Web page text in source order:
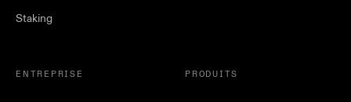
Staking
ENTREPRISE PRODUITS